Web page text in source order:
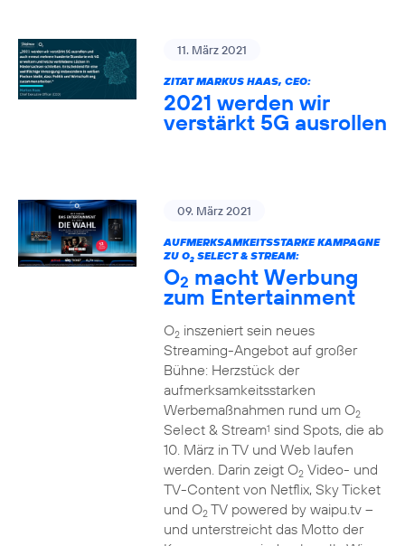
11. März 2021
ZITAT MARKUS HAAS, CEO:
2021 werden wir
verstärkt 5G ausrollen
09. März 2021
AUFMERKSAMKEITSSTARKE KAMPAGNE
ZU O2SELECT & STREAM:
O2 macht Werbung
zum Entertainment
O2inszeniert sein neues
Streaming-Angebot auf großer
Bühne: Herzstück der
aufmerksamkeitsstarken
Werbemaßnahmen rund um O2
Select & Stream1 sind Spots, die ab
10. März in TV und Web laufen
werden. Darin zeigt O2Video- und
TV-Content von Netflix, Sky Ticket
und O2TV powered by waipu.tv –
und unterstreicht das Motto der